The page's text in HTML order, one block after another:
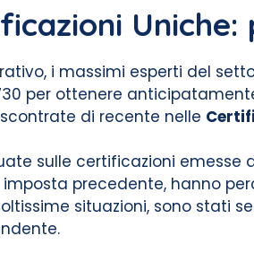
i massimi esperti del
per ottenere
di recente nelle
sulle certificazioni emesse
precedente, hanno
situazioni, sono stati